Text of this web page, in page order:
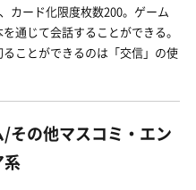
カード化限度枚数200。ゲーム
通じて会話することができる。
ことができるのは「交信」の使
/その他マスコミ・エン
系